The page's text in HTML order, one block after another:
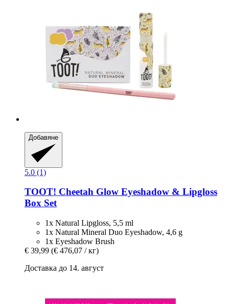
Добавяне
5.0 (1)
TOOT! Cheetah Glow Eyeshadow & Lipgloss
Box Set
1x Natural Lipgloss, 5,5 ml
1x Natural Mineral Duo Eyeshadow, 4,6 g
1x Eyeshadow Brush
€ 39,99 (€ 476,07 / кг)
Доставка до 14. август